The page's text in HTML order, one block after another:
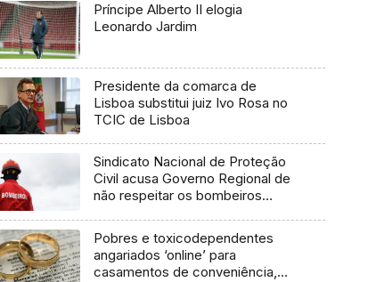
Príncipe Alberto II elogia
Leonardo Jardim
Presidente da comarca de
Lisboa substitui juiz Ivo Rosa no
TCIC de Lisboa
Sindicato Nacional de Proteção
Civil acusa Governo Regional de
não respeitar os bombeiros
Pobres e toxicodependentes
angariados ‘online’ para
casamentos de conveniência,